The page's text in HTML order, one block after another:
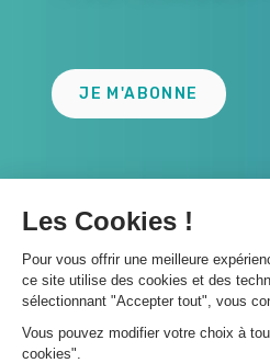
JE M'ABONNE